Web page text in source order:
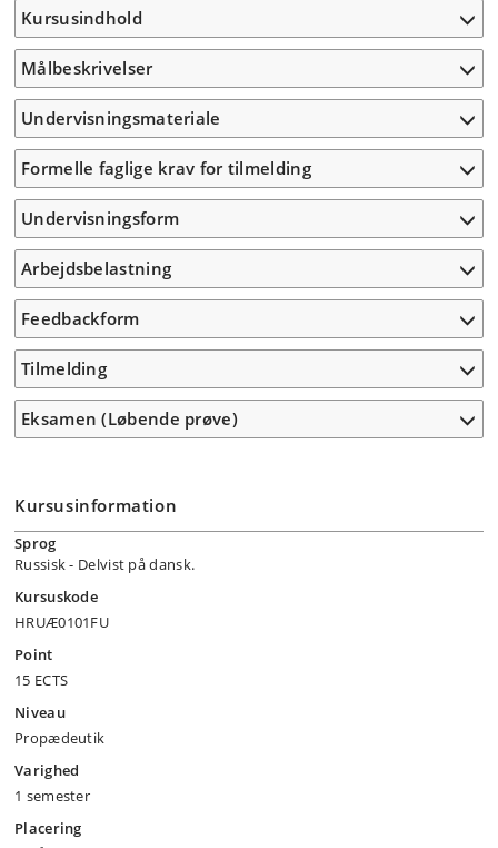
Kursusindhold
Målbeskrivelser
Undervisningsmateriale
Formelle faglige krav for tilmelding
Undervisningsform
Arbejdsbelastning
Feedbackform
Tilmelding
Eksamen (Løbende prøve)
Kursusinformation
Sprog
Russisk- Delvist på dansk.
Kursuskode
HRUÆ0101FU
Point
15 ECTS
Niveau
Propædeutik
Varighed
1 semester
Placering